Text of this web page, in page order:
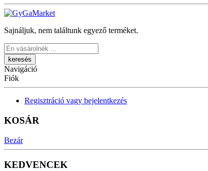
Sajnáljuk, nem találtunk egyező terméket.
Keresés
Navigáció
Fiók
Regisztráció vagy bejelentkezés
KOSÁR
Bezár
KEDVENCEK